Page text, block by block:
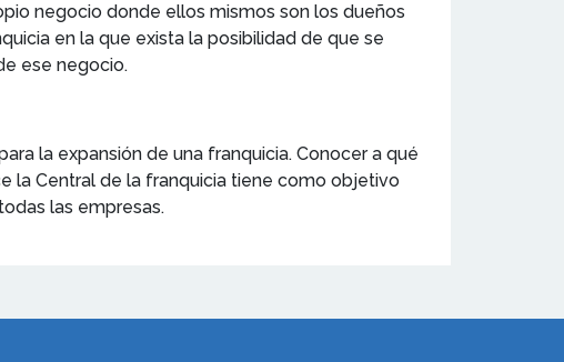
negocio donde ellos mismos son los dueños
en la que exista la posibilidad de que se
ese negocio.
la expansión de una franquicia. Conocer a qué
la Central de la franquicia tiene como objetivo
las empresas.